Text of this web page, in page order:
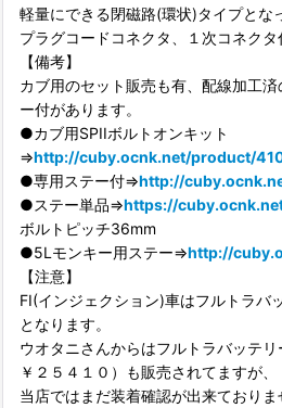
軽量にできる閉磁路(環状)タイプとな
プラグコードコネクタ、１次コネクタ
【備考】
カブ用のセット販売も有、配線加工
ー付があります。
●カブ用SPIIボルトオンキット
⇒http://cuby.ocnk.net/product/
●専用ステー付⇒http://
●ステー単品⇒https://
ボルトピッチ36mm
●5Lモンキー用ステー⇒http://
【注意】
FI(インジェクション)車はフルトラバ
となります。
ウオタニさんからはフルトラバッテ
￥２５４１０）も販売されてますが、
当店ではまだ装着確認が出来ており